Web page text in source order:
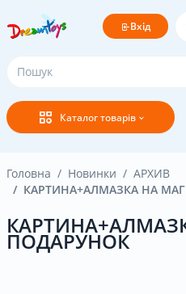
Каталог товарів
Вхід
Головна
Постачальникам
Покупцям
Оплата і доставка
Новини
Головна Новинки
АРХИВ
КАРТИНА+АЛМАЗКА НА
ПОДАРУНОК